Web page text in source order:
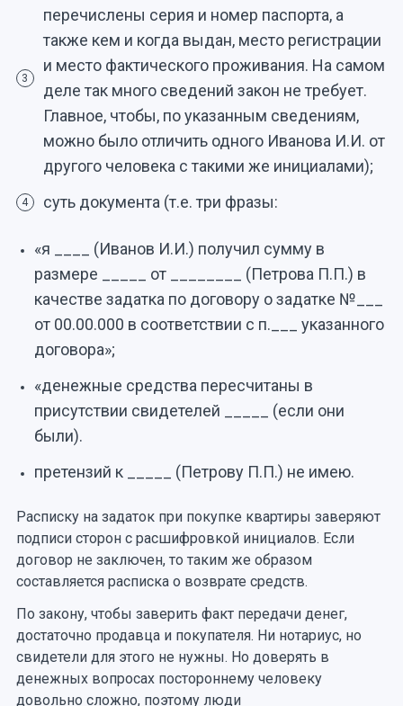
3
перечислены серия и номер паспорта, а
также кем и когда выдан, место регистрации
и место фактического проживания. На самом
деле так много сведений закон не требует.
Главное, чтобы, по указанным сведениям,
можно было отличить одного Иванова И.И. от
другого человека с такими же инициалами);
4 суть документа (т.е. три фразы:
«я ____ (Иванов И.И.) получил сумму в
размере _____ от ________ (Петрова П.П.) в
качестве задатка по договору о задатке №___
от 00.00.000 в соответствии с п.___ указанного
договора»;
«денежные средства пересчитаны в
присутствии свидетелей _____ (если они
были).
претензий к _____ (Петрову П.П.) не имею.
Расписку на задаток при покупке квартиры заверяют
подписи сторон с расшифровкой инициалов. Если
договор не заключен, то таким же образом
составляется расписка о возврате средств.
По закону, чтобы заверить факт передачи денег,
достаточно продавца и покупателя. Ни нотариус, но
свидетели для этого не нужны. Но доверять в
денежных вопросах постороннему человеку
довольно сложно, поэтому люди